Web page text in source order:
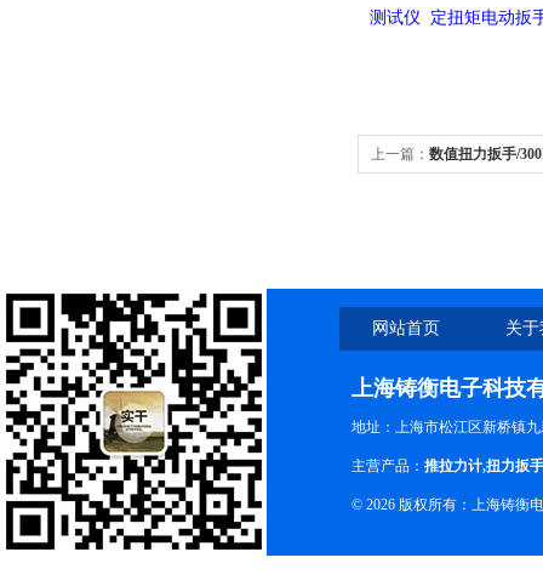
测试仪 定扭矩电动
上一篇： 数值扭力扳手/
网站首页 关
上海铸衡电子科技
地址：上海市松江区新桥镇
主营产品： 推拉力计,扭力扳手
© 2026 版权所有：上海铸衡